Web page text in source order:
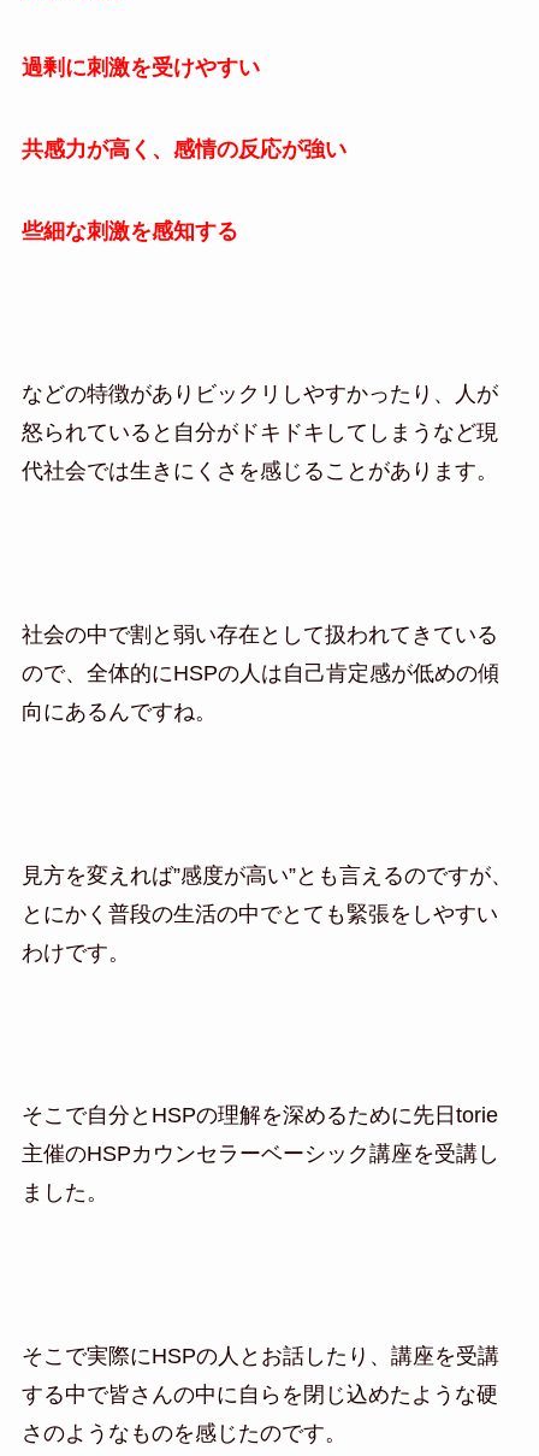
過剰に刺激を受けやすい
共感力が高く、感情の反応が強い
些細な刺激を感知する
などの特徴がありビックリしやすかったり、人が
怒られていると自分がドキドキしてしまうなど現
代社会では生きにくさを感じることがあります。
社会の中で割と弱い存在として扱われてきている
ので、全体的にHSPの人は自己肯定感が低めの傾
向にあるんですね。
見方を変えれば”感度が高い”とも言えるのですが、
とにかく普段の生活の中でとても緊張をしやすい
わけです。
そこで自分とHSPの理解を深めるために先日torie
主催のHSPカウンセラーベーシック講座を受講し
ました。
そこで実際にHSPの人とお話したり、講座を受講
する中で皆さんの中に自らを閉じ込めたような硬
さのようなものを感じたのです。